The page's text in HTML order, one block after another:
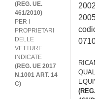
(REG. UE.
461/2010)
PER I
PROPRIETARI
DELLE
VETTURE
INDICATE
(REG. UE 2017
N.1001 ART. 14
C)